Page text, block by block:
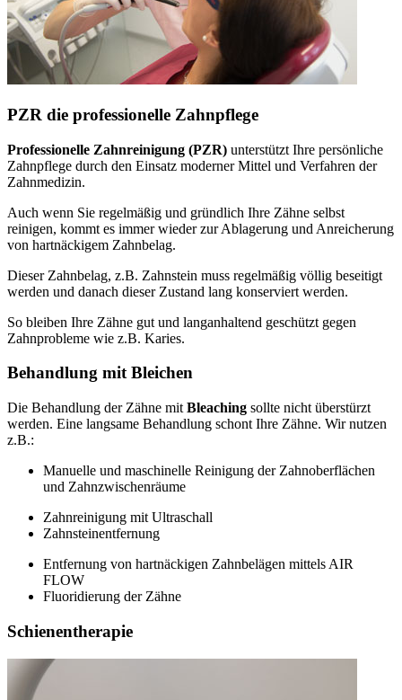
PZR die professionelle Zahnpflege
Professionelle Zahnreinigung (PZR) unterstützt Ihre persönliche
Zahnpflege durch den Einsatz moderner Mittel und Verfahren der
Zahnmedizin.
Auch wenn Sie regelmäßig und gründlich Ihre Zähne selbst
reinigen, kommt es immer wieder zur Ablagerung und Anreicherung
von hartnäckigem Zahnbelag.
Dieser Zahnbelag, z.B. Zahnstein muss regelmäßig völlig beseitigt
werden und danach dieser Zustand lang konserviert werden.
So bleiben Ihre Zähne gut und langanhaltend geschützt gegen
Zahnprobleme wie z.B. Karies.
Behandlung mit Bleichen
Die Behandlung der Zähne mit Bleaching sollte nicht überstürzt
werden. Eine langsame Behandlung schont Ihre Zähne. Wir nutzen
z.B.:
Manuelle und maschinelle Reinigung der Zahnoberflächen
und Zahnzwischenräume
Zahnreinigung mit Ultraschall
Zahnsteinentfernung
Entfernung von hartnäckigen Zahnbelägen mittels AIR
FLOW
Fluoridierung der Zähne
Schienentherapie